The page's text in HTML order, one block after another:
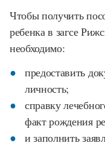
Чтобы получить
ребенка в загсе
необходимо:
предоставить
личность;
справку
факт рождения
и заполнить